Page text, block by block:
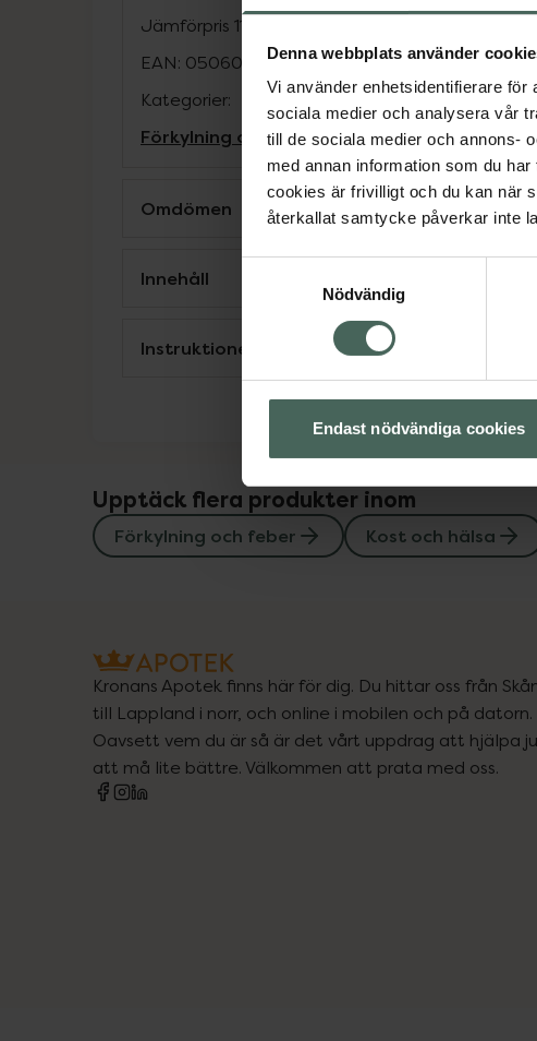
Denna webbplats använder
Vi använder enhetsidentifierare för
sociala medier och analysera vår
till de sociala medier och annons-
med annan information som du
cookies är frivilligt och du kan när
återkallat samtycke påverkar inte
Nödvändig
Endast nödvändiga cookies
Jämförpris 1195,98 kr
EAN: 05060297560965
Kategorier:
Förkylning och feberKost och hälsa
Omdömen
Innehåll
Instruktioner
Upptäck flera produkter inom
Förkylning och feber Kost och hälsa
Kronans Apotek finns här för dig. Du hittar oss från
till Lappland i norr, och online i mobilen och på datorn.
Oavsett vem du är så är det vårt uppdrag att hjälpa
att må lite bättre. Välkommen att prata med oss.